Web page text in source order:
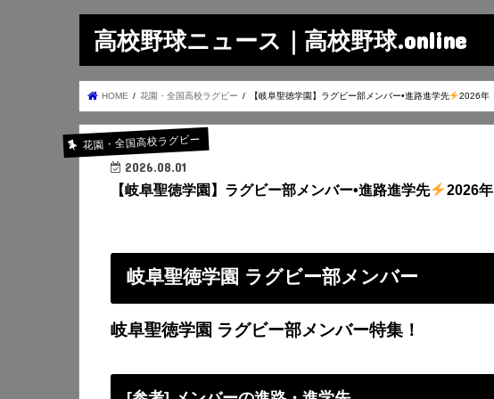
高校野球ニュース｜高校野球.online
HOME 花園・全国高校ラグビー 【岐阜聖徳学園】ラグビー部メンバー•進路進学先 2026年
花園・全国高校ラグビー
2026.08.01
【岐阜聖徳学園】ラグビー部メンバー•進路進学先 2026年
岐阜聖徳学園 ラグビー部メンバー
岐阜聖徳学園 ラグビー部メンバー特集！